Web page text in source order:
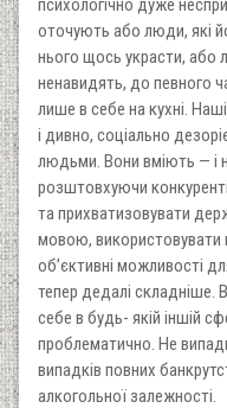
психологічно дуже
оточують або люди, які
нього щось украсти, або
ненавидять, до певного
лише в себе на кухні.
і дивно, соціально
людьми. Вони вміють — і
розштовхуючи
та прихватизовувати
мовою, використовувати
об’єктивні можливості
тепер дедалі складніше.
себе в будь- якій іншій
проблематично. Не
випадків повних
алкогольної залежності.